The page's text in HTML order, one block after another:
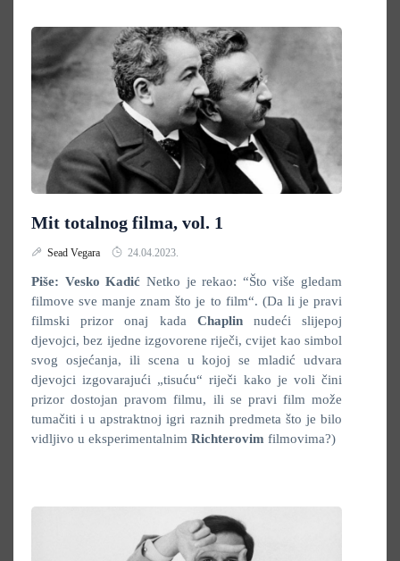
Mit totalnog filma, vol. 1
Sead Vegara 24.04.2023.
Piše: Vesko Kadić Netko je rekao: “Što više gledam
filmove sve manje znam što je to film“. (Da li je pravi
filmski prizor onaj kada Chaplinnudeći slijepoj
djevojci, bez ijedne izgovorene riječi, cvijet kao simbol
svog osjećanja, ili scena u kojoj se mladić udvara
djevojci izgovarajući „tisuću“ riječi kako je voli čini
prizor dostojan pravom filmu, ili se pravi film može
tumačiti i u apstraktnoj igri raznih predmeta što je bilo
vidljivo u eksperimentalnim Richterovim filmovima?)